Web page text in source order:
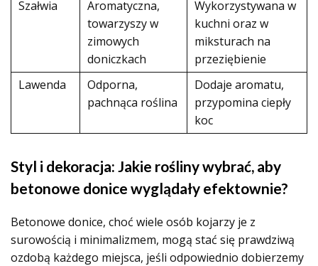
Szałwia
Aromatyczna,
towarzyszy w
zimowych
doniczkach
Wykorzystywana w
kuchni oraz w
miksturach na
przeziębienie
Lawenda
Odporna,
pachnąca roślina
Dodaje aromatu,
przypomina ciepły
koc
Styl i dekoracja: Jakie rośliny wybrać, aby
betonowe donice wyglądały efektownie?
Betonowe donice, choć wiele osób kojarzy je z
surowością i minimalizmem, mogą stać się prawdziwą
ozdobą każdego miejsca, jeśli odpowiednio dobierzemy